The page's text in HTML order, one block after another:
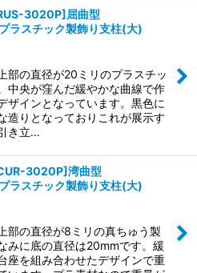
3020P]屈曲型
スチック製飾り支柱(大)
部の直径が20ミリのプラスチッ
中央が窪んだ緩やかな曲線で作
ザインとなっています。黒色に
造りとなっておりこれが展示す
き立…
3020P]湾曲型
スチック製飾り支柱(大)
部の直径が8ミリの真ちゅう製
みに底の直径は20mmです。緩
座を組み合わせたデザインで重